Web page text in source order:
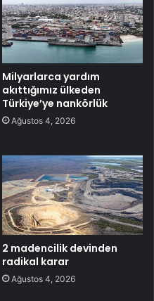
Milyarlarca yardım
akıttığımız ülkeden
Türkiye’ye nankörlük
Ağustos 4, 2026
2 madencilik devinden
radikal karar
Ağustos 4, 2026